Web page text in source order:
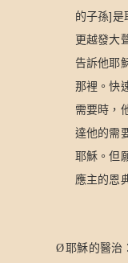
的子孫]是
更越發大
告訴他耶
那裡。快
需要時，
達他的需
耶穌。但
應主的恩
Ø耶穌的醫治